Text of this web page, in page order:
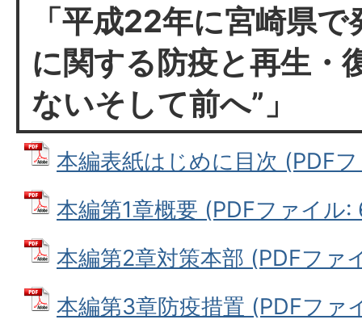
「平成22年に宮崎県
に関する防疫と再生・
ないそして前へ”」
本編表紙はじめに目次 (PDF
本編第1章概要 (PDFファイル:
本編第2章対策本部 (PDFファ
本編第3章防疫措置 (PDFファ